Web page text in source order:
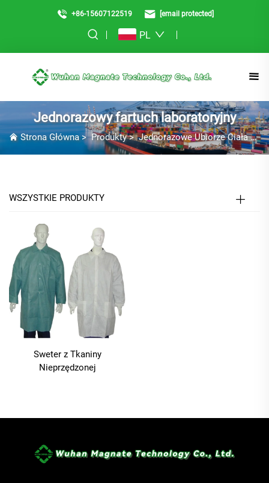
+86-15607122519 [email protected]
PL
Jednorazowy fartuch laboratoryjny
Strona Główna>Produkty>Jednorazowe Ubiorze Ciała>
WSZYSTKIE PRODUKTY
Sweter z Tkaniny
Nieprzędzonej